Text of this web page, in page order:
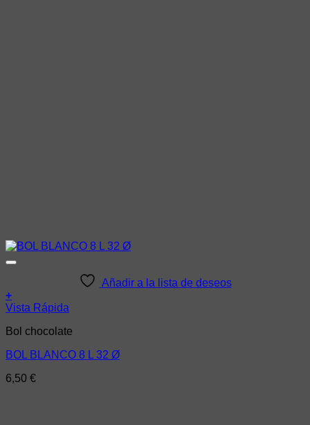
Añadir a la lista de deseos
+
Vista Rápida
Bol chocolate
BOL BLANCO 8 L 32 Ø
6,50 €